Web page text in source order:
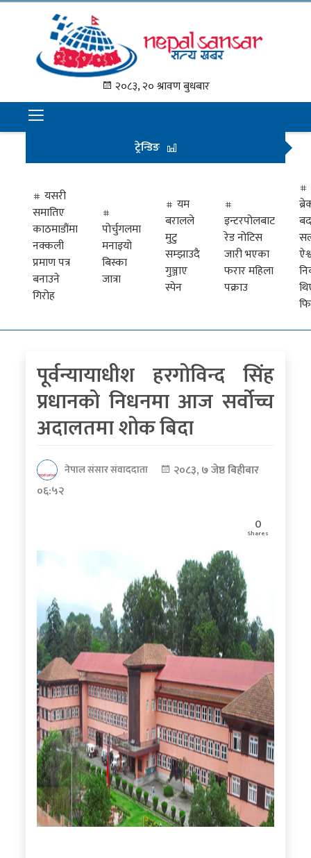
२०८३, २० श्रावण बुधबार
समाचार
राजनीति
अन्तराष्ट्रिय
अर्थ
मनोरञ्जन
प्रवास
खेलकुद
पत्रपत्रिकाबाट
ट्रेन्डिङ
यसरी
समातिए
काठमाडौंमा
नक्कली
प्रमाण पत्र
बनाउने
गिरोह
पोर्चुगलमा
मनाइयो
बिस्का
जात्रा
यम
बरालले
मुटु
सम्झाउदै
गुञ्जाए
स्पेन
इन्टरपोलबाट
रेड नोटिस
जारी भएका
फरार महिला
पक्राउ
पूर्वन्यायाधीश हरगोविन्द सिंह
प्रधानको निधनमा आज सर्वोच्च
अदालतमा शोक बिदा
नेपाल संसार संवाददाता
२०८३, ७ जेष्ठ बिहीबार
०६:५२
0
Shares